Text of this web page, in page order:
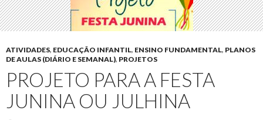
ATIVIDADES, EDUCAÇÃO INFANTIL, ENSINO FUNDAMENTAL, PLANOS
DE AULAS (DIÁRIO E SEMANAL), PROJETOS
PROJETO PARA A FESTA
JUNINA OU JULHINA